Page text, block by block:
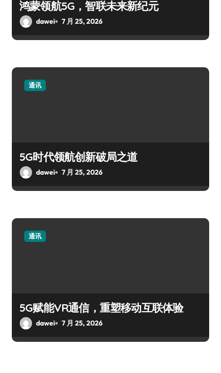
鸿蒙领航5G，智联未来新纪元
dawei 7 月 25, 2026
通讯
5G时代领航创新破局之道
dawei 7 月 25, 2026
通讯
5G赋能VR通信，重塑移动互联体验
dawei 7 月 25, 2026